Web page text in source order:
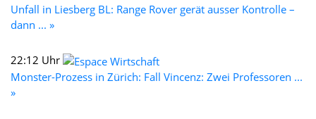
Unfall in Liesberg BL: Range Rover gerät ausser Kontrolle –
dann ... »
22:12 Uhr
Monster-Prozess in Zürich: Fall Vincenz: Zwei Professoren ...
»